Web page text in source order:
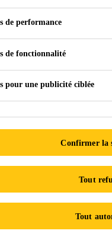
de
jours, il peut être
à toute cette «
aujourd'hui
grave).
de sélectionner plus
de performance
de fonctionnalité
pour une publicité ciblée
Confirmer la
Tout
Tout